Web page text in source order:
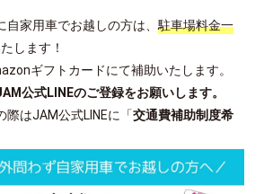
自家用車でお越しの方は、駐車場料金一
します！
ギフトカードにて補助いたします。
公式LINEのご登録をお願いします。
はJAM公式LINEに「交通費補助制度希